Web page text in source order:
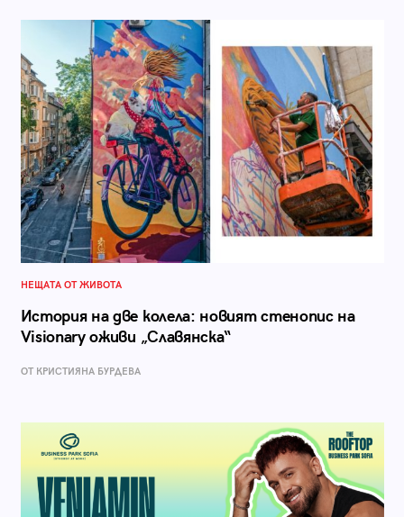
НЕЩАТА ОТ ЖИВОТА
История на две колела: новият стенопис на
Visionary оживи „Славянска“
ОТ КРИСТИЯНА БУРДЕВА